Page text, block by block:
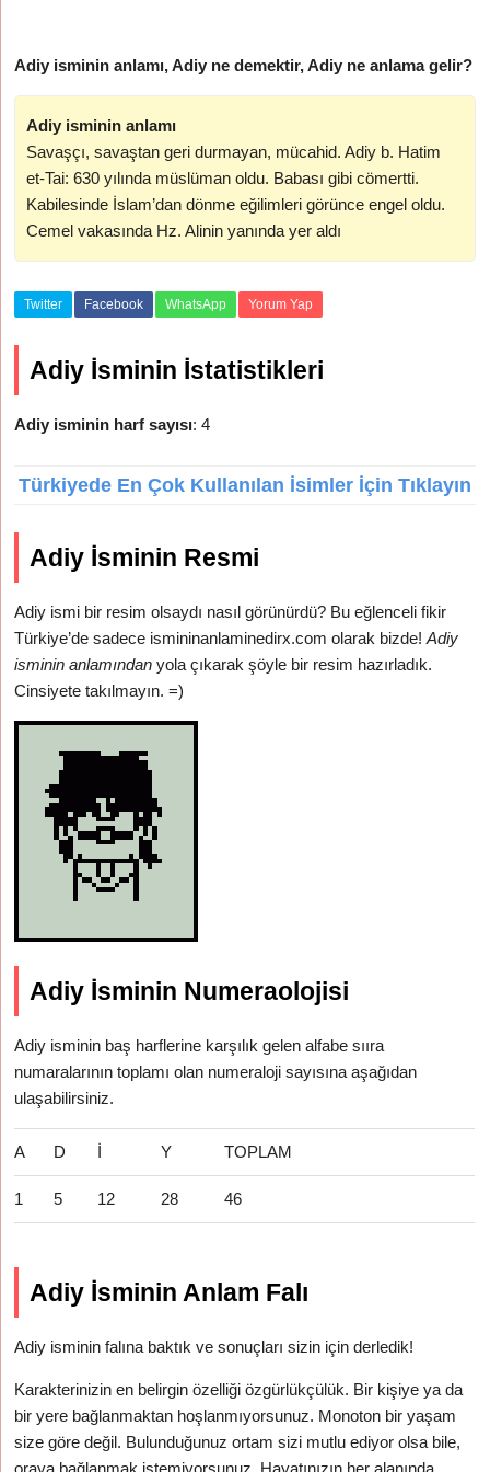
Adiy isminin anlamı, Adiy ne demektir, Adiy ne anlama gelir?
Adiy isminin anlamı
Savaşçı, savaştan geri durmayan, mücahid. Adiy b. Hatim
et-Tai: 630 yılında müslüman oldu. Babası gibi cömertti.
Kabilesinde İslam’dan dönme eğilimleri görünce engel oldu.
Cemel vakasında Hz. Alinin yanında yer aldı
Twitter Facebook WhatsApp Yorum Yap
Adiy İsminin İstatistikleri
Adiy isminin harf sayısı: 4
Türkiyede En Çok Kullanılan İsimler İçin Tıklayın
Adiy İsminin Resmi
Adiy ismi bir resim olsaydı nasıl görünürdü? Bu eğlenceli fikir
Türkiye’de sadece ismininanlaminedirx.com olarak bizde!Adiy
isminin anlamından yola çıkarak şöyle bir resim hazırladık.
Cinsiyete takılmayın. =)
Adiy İsminin Numeraolojisi
Adiy isminin baş harflerine karşılık gelen alfabe sııra
numaralarının toplamı olan numeraloji sayısına aşağıdan
ulaşabilirsiniz.
A D İ Y TOPLAM
1 5 12 28 46
Adiy İsminin Anlam Falı
Adiy isminin falına baktık ve sonuçları sizin için derledik!
Karakterinizin en belirgin özelliği özgürlükçülük. Bir kişiye ya da
bir yere bağlanmaktan hoşlanmıyorsunuz. Monoton bir yaşam
size göre değil. Bulunduğunuz ortam sizi mutlu ediyor olsa bile,
oraya bağlanmak istemiyorsunuz. Hayatınızın her alanında